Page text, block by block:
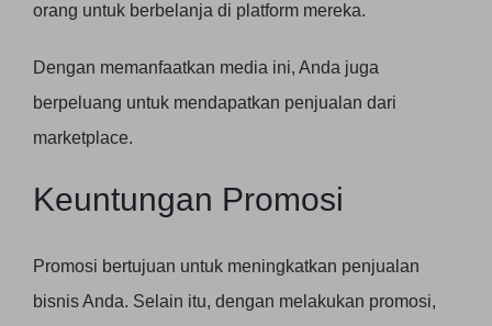
orang untuk berbelanja di platform mereka.
Dengan memanfaatkan media ini, Anda juga
berpeluang untuk mendapatkan penjualan dari
marketplace.
Keuntungan Promosi
Promosi bertujuan untuk meningkatkan penjualan
bisnis Anda. Selain itu, dengan melakukan promosi,